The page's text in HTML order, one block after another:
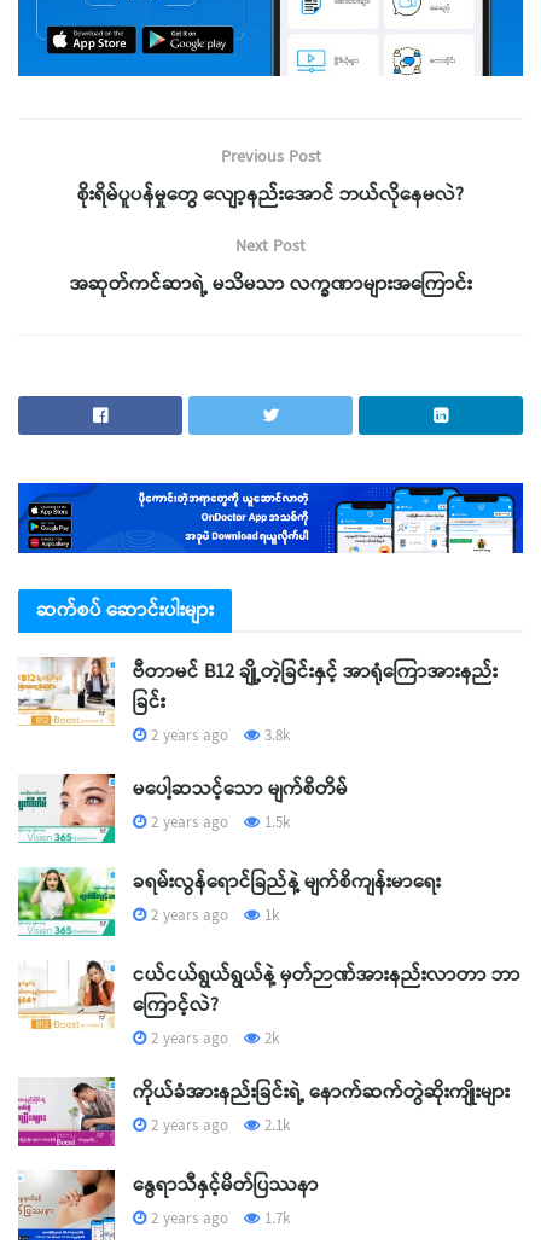
Previous Post
စိုးရိမ်ပူပန်မှုတွေ လျော့နည်းအောင် ဘယ်လိုနေမလဲ?
Next Post
အဆုတ်ကင်ဆာရဲ့ မသိမသာ လက္ခဏာများအကြောင်း
ဆက်စပ် ဆောင်းပါးများ
ဗီတာမင် B12 ချို့တဲ့ခြင်းနှင့် အာရုံကြောအားနည်း
ခြင်း
2 years ago 3.8k
မပေါ့ဆသင့်သော မျက်စိတိမ်
2 years ago 1.5k
ခရမ်းလွန်ရောင်ခြည်နဲ့ မျက်စိကျန်းမာရေး
2 years ago 1k
ငယ်ငယ်ရွယ်ရွယ်နဲ့ မှတ်ဉာဏ်အားနည်းလာတာ ဘာ
ကြောင့်လဲ?
2 years ago 2k
ကိုယ်ခံအားနည်းခြင်းရဲ့ နောက်ဆက်တွဲဆိုးကျိုးများ
2 years ago 2.1k
နွေရာသီနှင့်မိတ်ပြဿနာ
2 years ago 1.7k